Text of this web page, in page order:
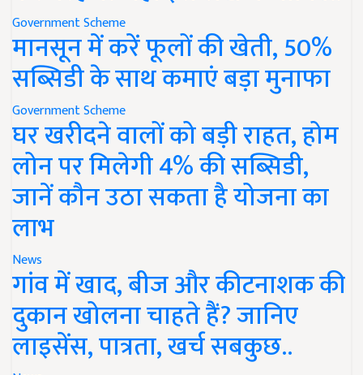
Government Scheme
मानसून में करें फूलों की खेती, 50%
सब्सिडी के साथ कमाएं बड़ा मुनाफा
Government Scheme
घर खरीदने वालों को बड़ी राहत, होम
लोन पर मिलेगी 4% की सब्सिडी,
जानें कौन उठा सकता है योजना का
लाभ
News
गांव में खाद, बीज और कीटनाशक की
दुकान खोलना चाहते हैं? जानिए
लाइसेंस, पात्रता, खर्च सबकुछ..